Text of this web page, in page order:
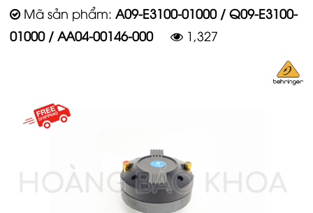
Mã sản phẩm: A09-E3100-01000 / Q09-E3100-
01000 / AA04-00146-000
1,327